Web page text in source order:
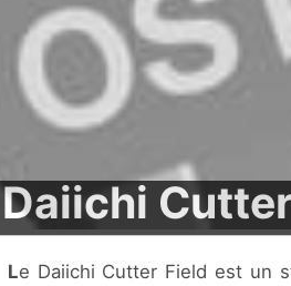
Daiichi
Le Daiichi Cutter Field est un stade de football situé à Narashino,